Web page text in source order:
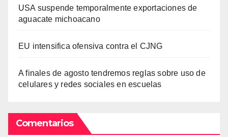
USA suspende temporalmente exportaciones de
aguacate michoacano
EU intensifica ofensiva contra el CJNG
A finales de agosto tendremos reglas sobre uso de
celulares y redes sociales en escuelas
Comentarios